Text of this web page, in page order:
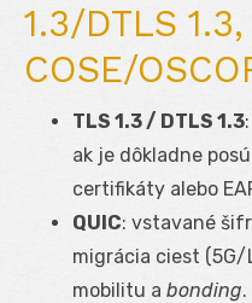
1.3/DTLS
COSE/
TLS 1.3 / DTLS 1.3
ak je dôkladne
certifikáty alebo
QUIC: vstavané
migrácia ciest (5G/
mobilitu a bonding.